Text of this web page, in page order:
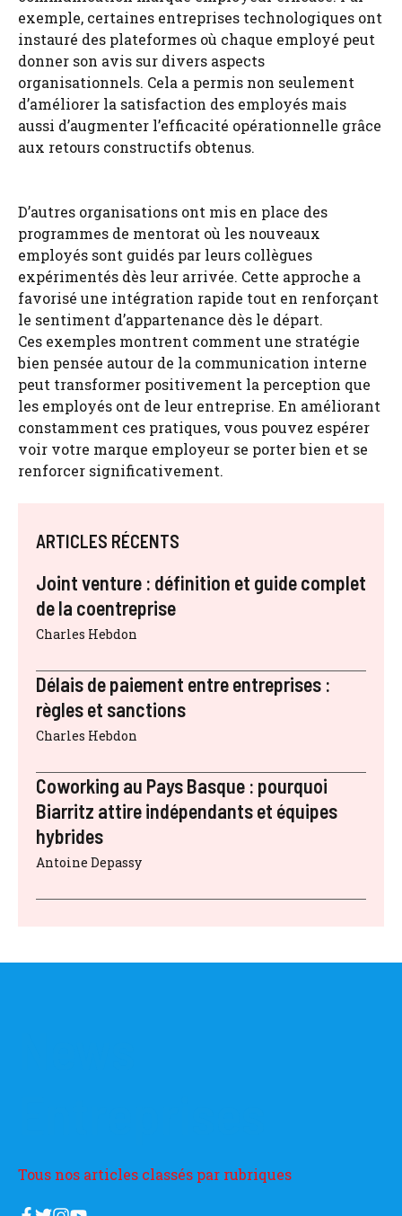
exemple, certaines entreprises technologiques ont
instauré des plateformes où chaque employé peut
donner son avis sur divers aspects
organisationnels. Cela a permis non seulement
d’améliorer la satisfaction des employés mais
aussi d’augmenter l’efficacité opérationnelle grâce
aux retours constructifs obtenus.
D’autres organisations ont mis en place des
programmes de mentorat où les nouveaux
employés sont guidés par leurs collègues
expérimentés dès leur arrivée. Cette approche a
favorisé une intégration rapide tout en renforçant
le sentiment d’appartenance dès le départ.
Ces exemples montrent comment une stratégie
bien pensée autour de la communication interne
peut transformer positivement la perception que
les employés ont de leur entreprise. En améliorant
constamment ces pratiques, vous pouvez espérer
voir votre marque employeur se porter bien et se
renforcer significativement.
ARTICLES RÉCENTS
Joint venture : définition et guide complet
de la coentreprise
Charles Hebdon
Délais de paiement entre entreprises :
règles et sanctions
Charles Hebdon
Coworking au Pays Basque : pourquoi
Biarritz attire indépendants et équipes
hybrides
Antoine Depassy
Tous nos articles classés par rubriques